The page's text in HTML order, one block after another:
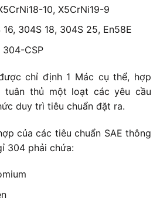
10, X5CrNi19-9
304S 18, 304S 25, En58E
304-CSP
chỉ định 1 Mác cụ thể, hợp
tuân thủ một loạt các yêu cầu
duy trì tiêu chuẩn đặt ra.
của các tiêu chuẩn SAE thông
304 phải chứa: